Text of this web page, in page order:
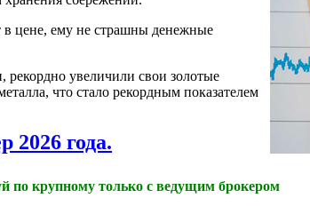
цене, ему не страшны денежные
рекордно увеличили свои золотые
что стало рекордным показателем
2026 года.
по крупному только с ведущим брокером